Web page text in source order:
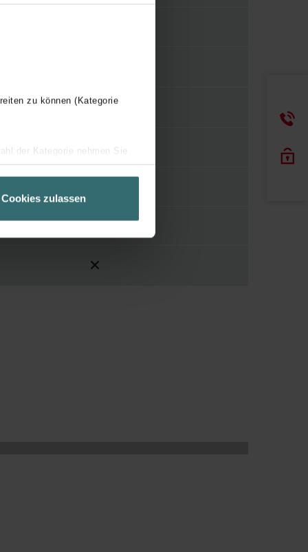
zu können (Kategorie
der Kategorie nehmen Sie
Informationen
über einen Link in der
Cookies zulassen
Insteekuiteinde